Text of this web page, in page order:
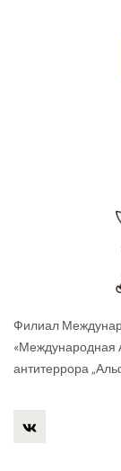
Филиал
«Международная
антитеррора